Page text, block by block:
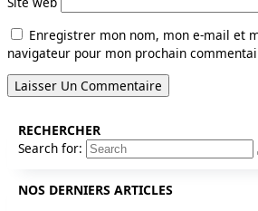
Enregistrer mon nom, mon e-mail et
navigateur pour mon prochain
RECHERCHER
Search for:
NOS DERNIERS ARTICLES